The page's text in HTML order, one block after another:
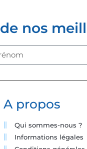
nos
A propos
Qui sommes-nous ?
Informations légales